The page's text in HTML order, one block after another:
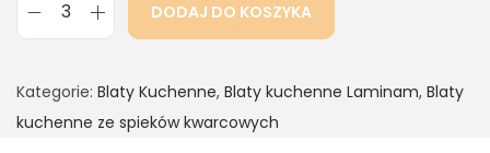
DODAJ DO KOSZYKA
Kategorie: Blaty Kuchenne, Blaty kuchenne Laminam, Blaty
kuchenne ze spieków kwarcowych